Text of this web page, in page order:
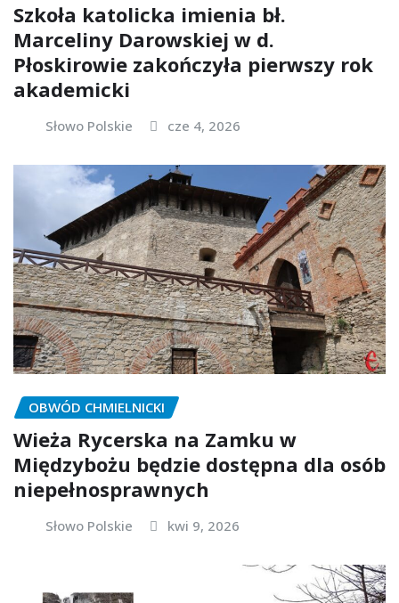
Szkoła katolicka imienia bł.
Marceliny Darowskiej w d.
Płoskirowie zakończyła pierwszy rok
akademicki
Słowo Polskie cze 4, 2026
OBWÓD CHMIELNICKI
Wieża Rycerska na Zamku w
Międzybożu będzie dostępna dla osób
niepełnosprawnych
Słowo Polskie kwi 9, 2026